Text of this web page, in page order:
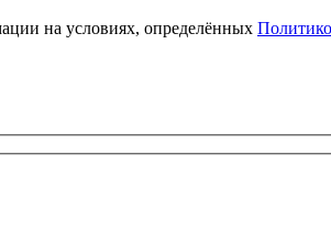
на условиях, определённых